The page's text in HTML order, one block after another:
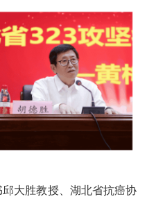
大胜教授、湖北省抗癌协